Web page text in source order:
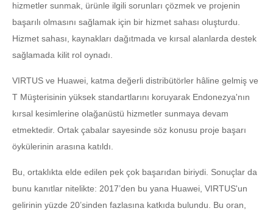
hizmetler sunmak, ürünle ilgili sorunları çözmek ve projenin
başarılı olmasını sağlamak için bir hizmet sahası oluşturdu.
Hizmet sahası, kaynakları dağıtmada ve kırsal alanlarda destek
sağlamada kilit rol oynadı.
VIRTUS ve Huawei, katma değerli distribütörler hâline gelmiş ve
T Müşterisinin yüksek standartlarını koruyarak Endonezya'nın
kırsal kesimlerine olağanüstü hizmetler sunmaya devam
etmektedir. Ortak çabalar sayesinde söz konusu proje başarı
öykülerinin arasına katıldı.
Bu, ortaklıkta elde edilen pek çok başarıdan biriydi. Sonuçlar da
bunu kanıtlar nitelikte: 2017’den bu yana Huawei, VIRTUS'un
gelirinin yüzde 20’sinden fazlasına katkıda bulundu. Bu oran,